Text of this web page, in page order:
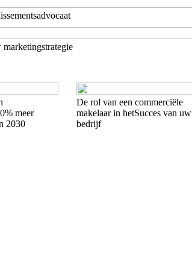
meer
2030
De rol van een commerciële
makelaar in hetSucces van uw
bedrijf